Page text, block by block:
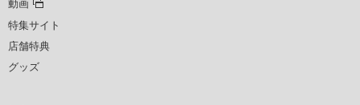
動画
特集サイト
店舗特典
グッズ